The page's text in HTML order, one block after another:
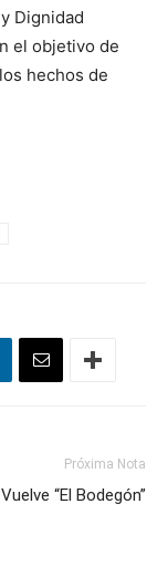
Dignidad
el objetivo de
hechos de
Próxima Nota
Vuelve “El Bodegón”